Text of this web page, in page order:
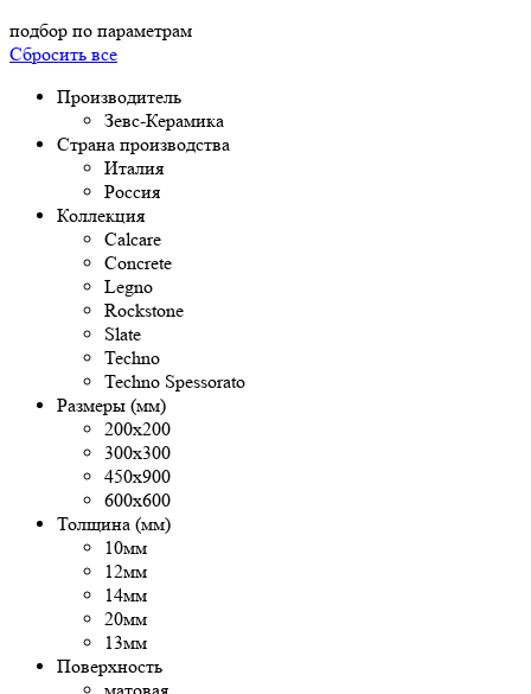
подбор по параметрам
Сбросить все
Производитель
Зевс-Керамика
Страна производства
Италия
Россия
Коллекция
Calcare
Concrete
Legno
Rockstone
Slate
Techno
Techno Spessorato
Размеры (мм)
200х200
300х300
450х900
600х600
Толщина (мм)
10мм
12мм
14мм
20мм
13мм
Поверхность